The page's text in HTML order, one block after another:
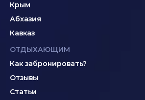
Крым
Абхазия
Кавказ
ОТДЫХАЮЩИМ
Как забронировать?
Отзывы
Статьи